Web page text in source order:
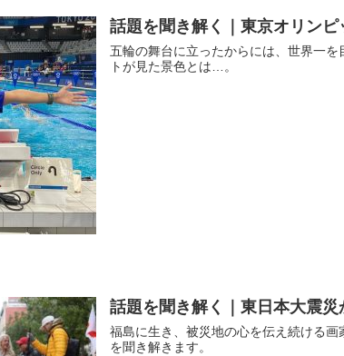
話題を聞き解く｜東京オリンピ
五輪の舞台に立ったからには、世界一
トが見た景色とは…。
話題を聞き解く｜東日本大震災
福島に生き、被災地の心を伝え続ける
を聞き解きます。